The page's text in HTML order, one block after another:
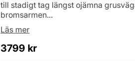
till stadigt tag längst ojämna
bromsarmen...
Läs mer
3799 kr